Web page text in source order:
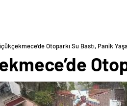
Otoparkı Su Bastı, Panik